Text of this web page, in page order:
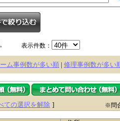
表示件数：
ム事例数が多い順 | 修理事例数が多い
ての選択を解除 ] ※問